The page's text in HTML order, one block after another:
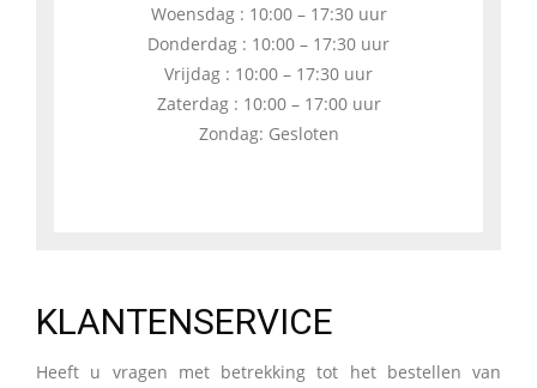
Woensdag : 10:00 – 17:30 uur
Donderdag : 10:00 – 17:30 uur
Vrijdag : 10:00 – 17:30 uur
Zaterdag : 10:00 – 17:00 uur
Zondag: Gesloten
KLANTENSERVICE
Heeft u vragen met betrekking tot het bestellen van